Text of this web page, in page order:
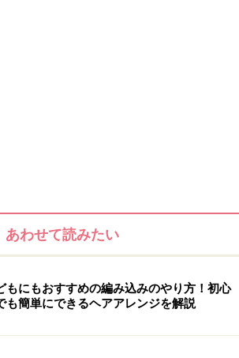
あわせて読みたい
もにもおすすめの編み込みのやり方！初心
も簡単にできるヘアアレンジを解説